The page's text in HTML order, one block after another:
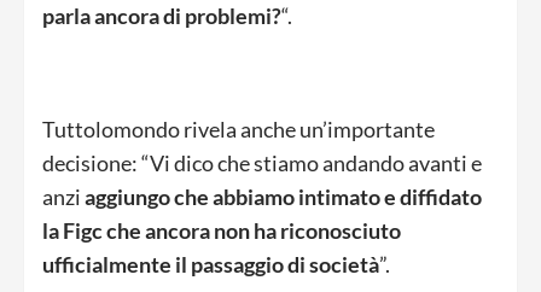
parla ancora di problemi?“.
Tuttolomondo rivela anche un’importante
decisione: “Vi dico che stiamo andando avanti e
anziaggiungo che abbiamo intimato e diffidato
la Figc che ancora non ha riconosciuto
ufficialmente il passaggio di società”.